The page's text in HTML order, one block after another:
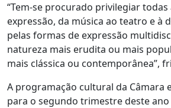
“Tem-se procurado privilegiar todas
expressão, da música ao teatro e à
pelas formas de expressão
natureza mais erudita ou mais
mais clássica ou contemporânea”,
A programação cultural da Câmara
para o segundo trimestre deste